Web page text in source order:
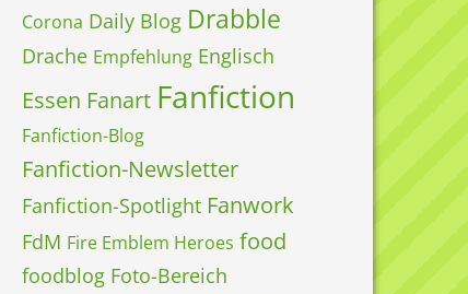
Corona Daily Blog Drabble
Drache Empfehlung Englisch
Essen Fanart Fanfiction
Fanfiction-Blog
Fanfiction-Newsletter
Fanfiction-Spotlight Fanwork
FdM Fire Emblem Heroes food
foodblog Foto-Bereich